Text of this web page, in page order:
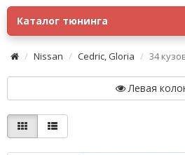
Каталог тюнинга
Nissan Cedric, Gloria 34
Левая